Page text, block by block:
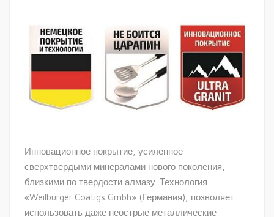
Инновационное покрытие, усиленное
сверхтвердыми минералами нового поколения,
близкими по твердости алмазу. Технология
«Weilburger Coatigs Gmbh» (Германия), позволяет
использовать даже неострые металлические